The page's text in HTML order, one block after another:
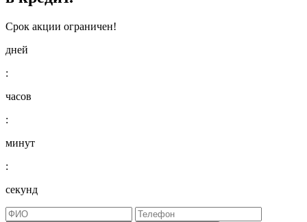
Срок акции ограничен!
дней
:
часов
:
минут
:
секунд